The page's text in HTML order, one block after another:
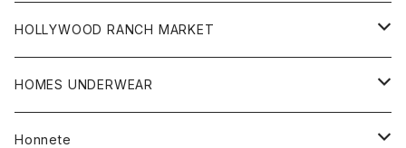
シャツ
カーディガン
ボトム
グッズ
帽子
ストール
HOLLYWOOD RANCH MARKET
アウター
カーディガン
アクセサリー
HOMES UNDERWEAR
アウター
Honnete